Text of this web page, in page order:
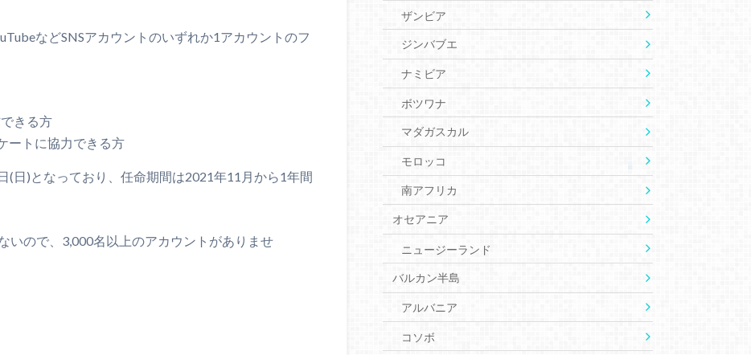
などSNSアカウントのいずれか1アカウントのフ
きる方
ートに協力できる方
(日)となっており、任命期間は2021年11月から1年間
いので、3,000名以上のアカウントがありませ
ザンビア
ジンバブエ
ナミビア
ボツワナ
マダガスカル
モロッコ
南アフリカ
オセアニア
ニュージーランド
バルカン半島
アルバニア
コソボ